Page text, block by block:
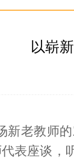
以崭
新老教师
表座谈，